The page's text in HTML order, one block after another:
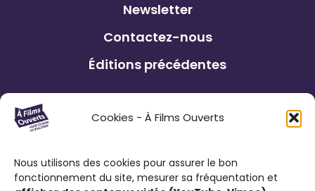
Cookies - À Films Ouverts
Nous utilisons des cookies pour assurer le bon
fonctionnement du site, mesurer sa fréquentation et
Newsletter
Contactez-nous
Éditions précédentes
Le Festival À Films Ouverts et ses
partenaires associatifs proposent à son
Courts Métrages antiraciste favorisant